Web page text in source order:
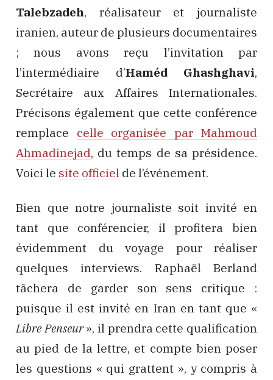
Talebzadeh, réalisateur et journaliste
iranien, auteur de plusieurs documentaires
; nous avons reçu l’invitation par
l’intermédiaire d’Haméd Ghashghavi,
Secrétaire aux Affaires Internationales.
Précisons également que cette conférence
remplace celle organisée par Mahmoud
Ahmadinejad, du temps de sa présidence.
Voici le site officiel de l’événement.
Bien que notre journaliste soit invité en
tant que conférencier, il profitera bien
évidemment du voyage pour réaliser
quelques interviews. Raphaël Berland
tâchera de garder son sens critique :
puisque il est invité en Iran en tant que «
Libre Penseur», il prendra cette qualification
au pied de la lettre, et compte bien poser
les questions « qui grattent », y compris à